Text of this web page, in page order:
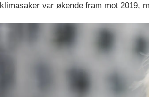
klimasaker var økende fram mot 2019,